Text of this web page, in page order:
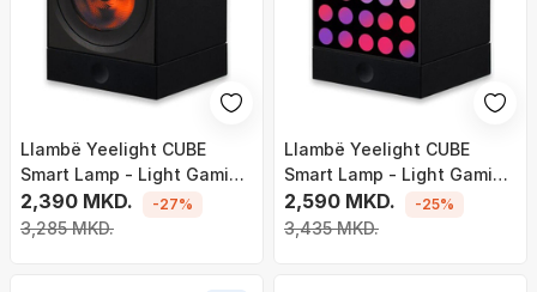
Llambë Yeelight CUBE
Smart Lamp - Light Gaming
Cube Spot (bazë)
2,390 MKD.
3,285 MKD.
-27%
Llambë Yeelight CUBE
Smart Lamp - Light Gaming
Cube Matrix (bazë)
2,590 MKD.
3,435 MKD.
-25%